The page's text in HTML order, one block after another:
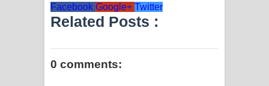
Facebook Google+ Twitter
Related Posts :
0 comments: